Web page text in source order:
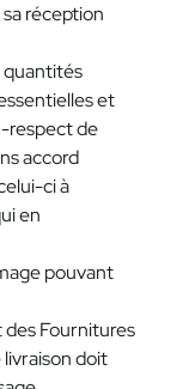
réception
quantités
et
respect de
accord
ci à
en
pouvant
Fournitures
doit